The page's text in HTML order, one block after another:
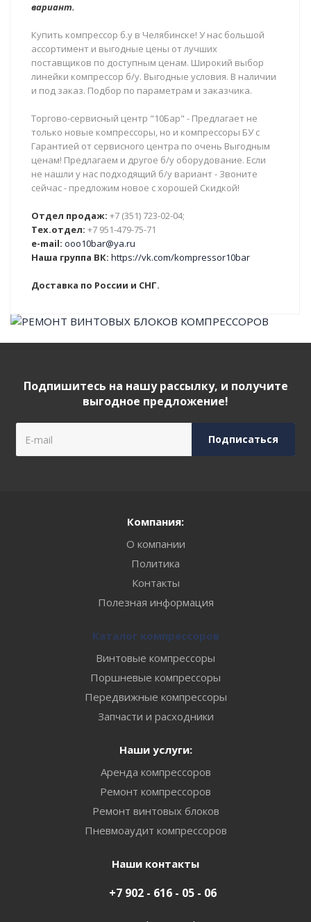
вариант.
Купить компрессор б.у в Челябинске! У нас большой
ассортимент и выгодные цены от лучших
поставщиков по доступным ценам. Широкий выбор
линейки компрессор б/у. Выгодные условия. В наличии
и под заказ. Подбор по параметрам и заказчика.
Торгово-сервисный центр "10Бар" - Предлагает не
только новые компрессоры, но и компрессоры БУ с
Гарантией от сервисного центра по очень Выгодным
ценам! Предлагаем и другое б/у оборудование. Если
не нашли у нас подходящий б/у вариант - Звоните
сейчас - предложим новое с хорошей Скидкой!
Отдел продаж: +7 (351) 723-02-04;
Тех.отдел: +7 951-479-75-71
e-mail: ooo10bar@ya.ru
Наша группа ВК: https://vk.com/kompressor10bar
Доставка по России и СНГ.
Подпишитесь на нашу рассылку, и получите
выгодное предложение!
Компания:
О компании
Политика
Контакты
Полезная информация
Каталог компрессоров
Винтовые компрессоры
Поршневые компрессоры
Передвижные компрессоры
Запчасти и расходники
Наши услуги:
Аренда компрессоров
Ремонт компрессоров
Ремонт винтовых блоков
Пневмоаудит компрессоров
Наши контакты
+7 902 - 616 - 05 - 06